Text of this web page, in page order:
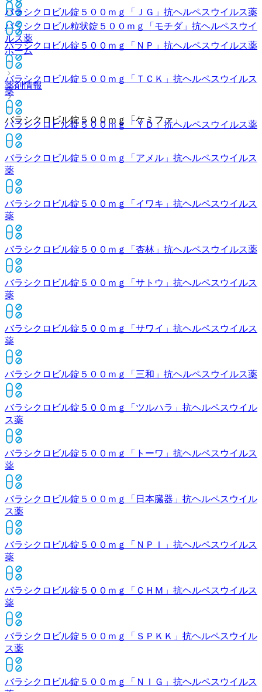
バラシクロビル粒状錠５００ｍｇ「モチダ」 抗ヘルペスウイ
ルス薬
ホーム
薬剤情報
バラシクロビル錠５００ｍｇ「ケミファ」
バラシクロビル錠５００ｍｇ「ＪＧ」 抗ヘルペスウイルス薬
バラシクロビル錠５００ｍｇ「ＮＰ」 抗ヘルペスウイルス薬
バラシクロビル錠５００ｍｇ「ＴＣＫ」 抗ヘルペスウイルス
薬
バラシクロビル錠５００ｍｇ「ＹＤ」 抗ヘルペスウイルス薬
バラシクロビル錠５００ｍｇ「アメル」 抗ヘルペスウイルス
薬
バラシクロビル錠５００ｍｇ「イワキ」 抗ヘルペスウイルス
薬
バラシクロビル錠５００ｍｇ「杏林」 抗ヘルペスウイルス薬
バラシクロビル錠５００ｍｇ「サトウ」 抗ヘルペスウイルス
薬
バラシクロビル錠５００ｍｇ「サワイ」 抗ヘルペスウイルス
薬
バラシクロビル錠５００ｍｇ「三和」 抗ヘルペスウイルス薬
バラシクロビル錠５００ｍｇ「ツルハラ」 抗ヘルペスウイル
ス薬
バラシクロビル錠５００ｍｇ「トーワ」 抗ヘルペスウイルス
薬
バラシクロビル錠５００ｍｇ「日本臓器」 抗ヘルペスウイル
ス薬
バラシクロビル錠５００ｍｇ「ＮＰＩ」 抗ヘルペスウイルス
薬
バラシクロビル錠５００ｍｇ「ＣＨＭ」 抗ヘルペスウイルス
薬
バラシクロビル錠５００ｍｇ「ＳＰＫＫ」 抗ヘルペスウイル
ス薬
バラシクロビル錠５００ｍｇ「ＮＩＧ」 抗ヘルペスウイルス